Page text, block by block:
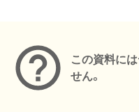
この資料に
せん。